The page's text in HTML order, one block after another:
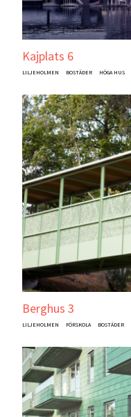
Kajplats 6
LILJEHOLMEN BOSTÄDER HÖGA HUS
Berghus 3
LILJEHOLMEN FÖRSKOLA BOSTÄDER